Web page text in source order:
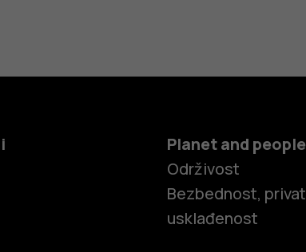
Planet and people
Održivost
Bezbednost,
usklađenost